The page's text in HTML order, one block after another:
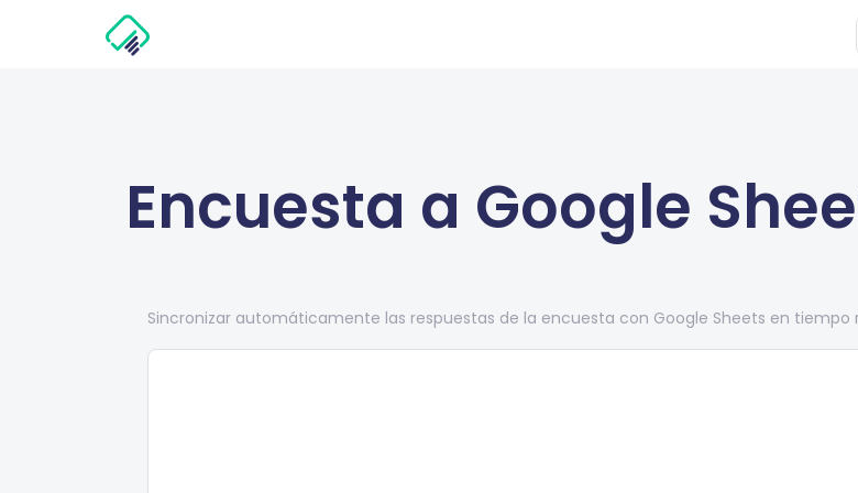
Encuesta a Google
Sincronizar automáticamente las respuestas de la encuesta con Google Sheets en tiempo